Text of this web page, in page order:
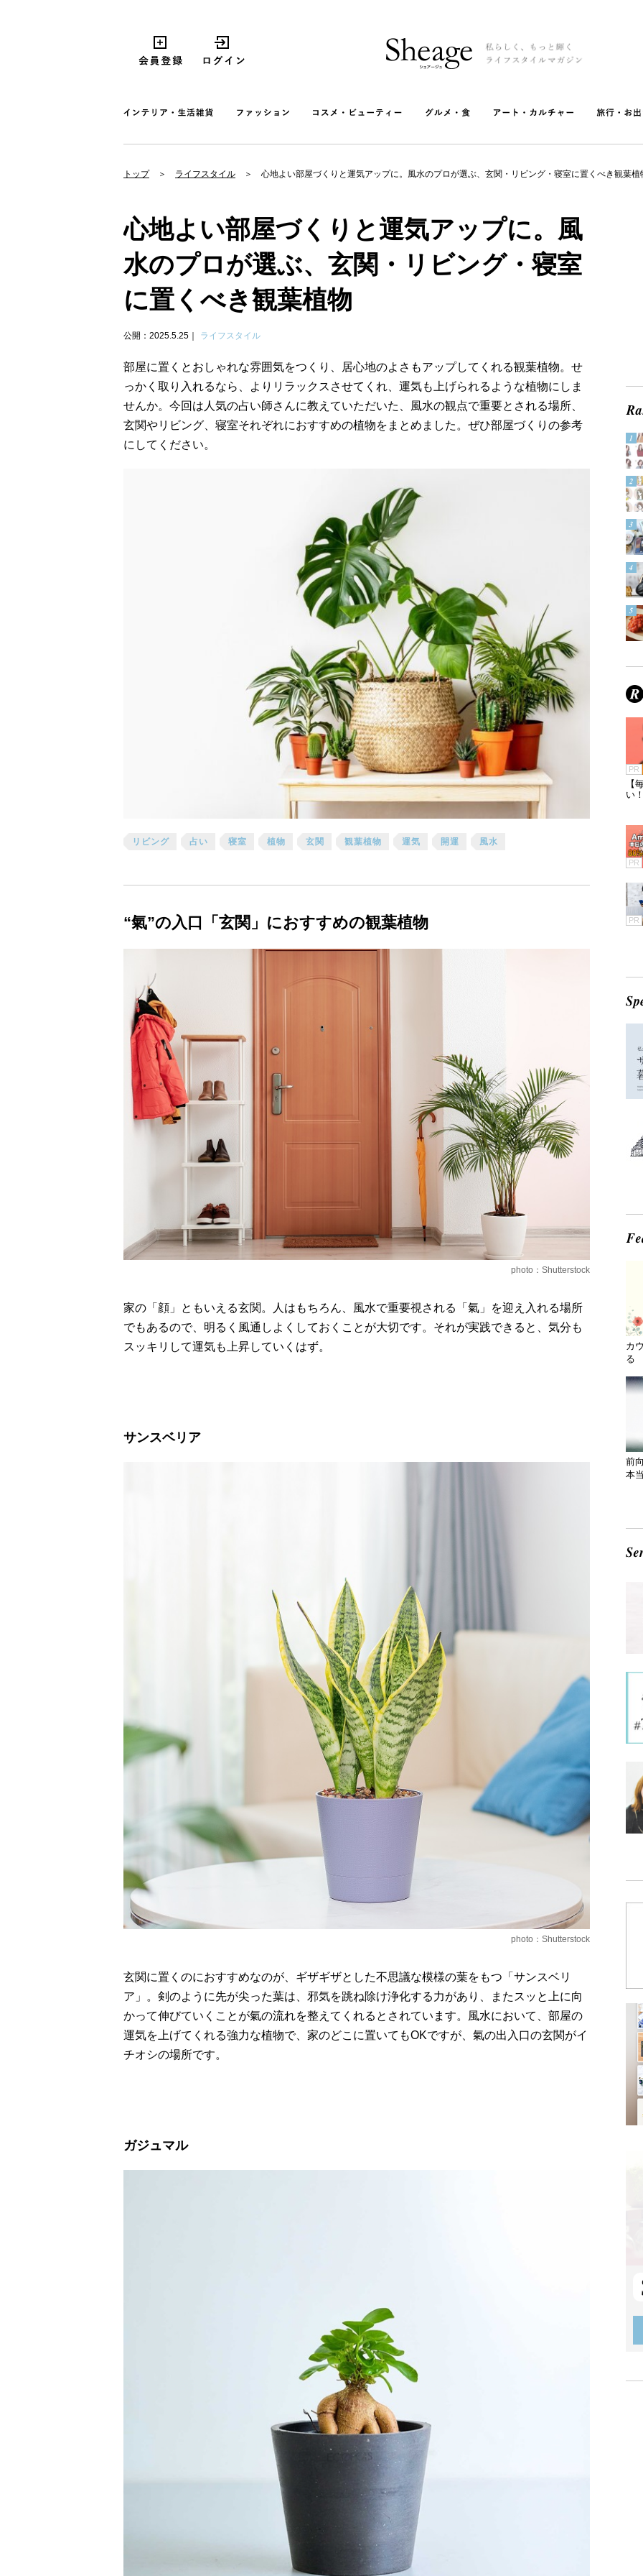
トップ ライフスタイル 心地よい部屋づくりと運気アップに。風水のプロが選ぶ、玄関・リビング・寝室に置くべき観葉植
心地よい部屋づくりと運気アップに。風
水のプロが選ぶ、玄関・リビング・寝室
に置くべき観葉植物
公開：2025.5.25 ライフスタイル
部屋に置くとおしゃれな雰囲気をつくり、居心地のよさもアップしてくれる観葉植物。せ
っかく取り入れるなら、よりリラックスさせてくれ、運気も上げられるような植物にしま
せんか。今回は人気の占い師さんに教えていただいた、風水の観点で重要とされる場所、
玄関やリビング、寝室それぞれにおすすめの植物をまとめました。ぜひ部屋づくりの参考
にしてください。
リビング 占い 寝室 植物 玄関 観葉植物 運気 開運 風水
“氣”の入口「玄関」におすすめの観葉植物
photo：Shutterstock
家の「顔」ともいえる玄関。人はもちろん、風水で重要視される「氣」を迎え入れる場所
でもあるので、明るく風通しよくしておくことが大切です。それが実践できると、気分も
スッキリして運気も上昇していくはず。
サンスベリア
photo：Shutterstock
玄関に置くのにおすすめなのが、ギザギザとした不思議な模様の葉をもつ「サンスベリ
ア」。剣のように先が尖った葉は、邪気を跳ね除け浄化する力があり、またスッと上に向
かって伸びていくことが氣の流れを整えてくれるとされています。風水において、部屋の
運気を上げてくれる強力な植物で、家のどこに置いてもOKですが、氣の出入口の玄関がイ
チオシの場所です。
ガジュマル
PR
【
い
PR
PR
カ
る
前
本